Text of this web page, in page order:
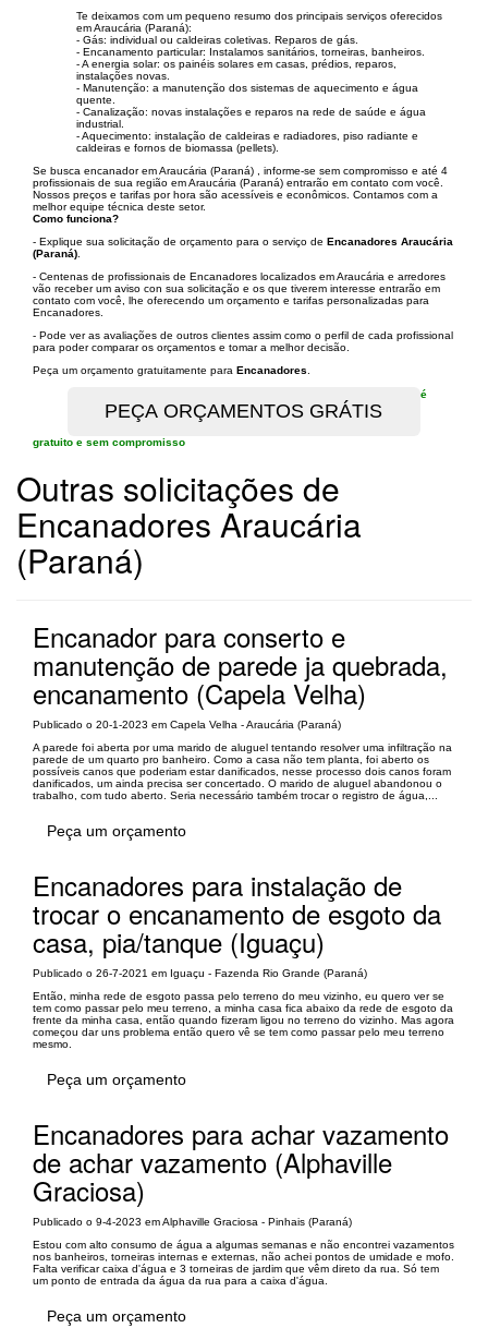
Te deixamos com um pequeno resumo dos principais serviços oferecidos
em Araucária (Paraná):
- Gás: individual ou caldeiras coletivas. Reparos de gás.
- Encanamento particular: Instalamos sanitários, torneiras, banheiros.
- A energia solar: os painéis solares em casas, prédios, reparos,
instalações novas.
- Manutenção: a manutenção dos sistemas de aquecimento e água
quente.
- Canalização: novas instalações e reparos na rede de saúde e água
industrial.
- Aquecimento: instalação de caldeiras e radiadores, piso radiante e
caldeiras e fornos de biomassa (pellets).
Se busca encanador em Araucária (Paraná) , informe-se sem compromisso e até 4
profissionais de sua região em Araucária (Paraná) entrarão em contato com você.
Nossos preços e tarifas por hora são acessíveis e econômicos. Contamos com a
melhor equipe técnica deste setor.
Como funciona?
- Explique sua solicitação de orçamento para o serviço de Encanadores Araucária
(Paraná)
- Centenas de profissionais de Encanadores localizados em Araucária e arredores
vão receber um aviso con sua solicitação e os que tiverem interesse entrarão em
contato com você, lhe oferecendo um orçamento e tarifas personalizadas para
Encanadores.
- Pode ver as avaliações de outros clientes assim como o perfil de cada profissional
para poder comparar os orçamentos e tomar a melhor decisão.
Peça um orçamento gratuitamente para Encanadores
é
gratuito e sem compromisso
Outras solicitações de
Encanadores Araucária
(Paraná)
Encanador para conserto e
manutenção de parede ja quebrada,
encanamento (Capela Velha)
Publicado o 20-1-2023 em Capela Velha - Araucária (Paraná)
A parede foi aberta por uma marido de aluguel tentando resolver uma infiltração na
parede de um quarto pro banheiro. Como a casa não tem planta, foi aberto os
possíveis canos que poderiam estar danificados, nesse processo dois canos foram
danificados, um ainda precisa ser concertado. O marido de aluguel abandonou o
trabalho, com tudo aberto. Seria necessário também trocar o registro de água,...
Peça um orçamento
Encanadores para instalação de
trocar o encanamento de esgoto da
casa, pia/tanque (Iguaçu)
Publicado o 26-7-2021 em Iguaçu - Fazenda Rio Grande (Paraná)
Então, minha rede de esgoto passa pelo terreno do meu vizinho, eu quero ver se
tem como passar pelo meu terreno, a minha casa fica abaixo da rede de esgoto da
frente da minha casa, então quando fizeram ligou no terreno do vizinho. Mas agora
começou dar uns problema então quero vê se tem como passar pelo meu terreno
mesmo.
Peça um orçamento
Encanadores para achar vazamento
de achar vazamento (Alphaville
Graciosa)
Publicado o 9-4-2023 em Alphaville Graciosa - Pinhais (Paraná)
Estou com alto consumo de água a algumas semanas e não encontrei vazamentos
nos banheiros, torneiras internas e externas, não achei pontos de umidade e mofo.
Falta verificar caixa d'água e 3 torneiras de jardim que vêm direto da rua. Só tem
um ponto de entrada da água da rua para a caixa d'água.
Peça um orçamento